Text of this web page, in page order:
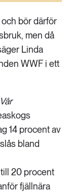
bör därför
men då
Linda
WWF i ett
Vår
14 procent av
bland
20 procent
fjällnära